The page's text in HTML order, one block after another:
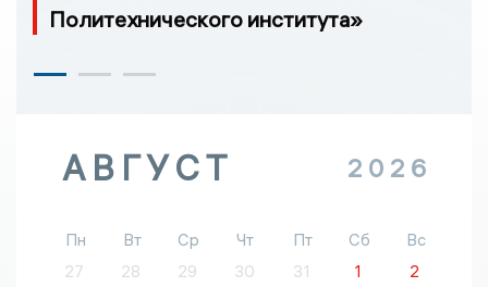
Политехнического института»
АВГУСТ 2026
Пн Вт Ср Чт Пт Сб
Вс
27
28 29 30 31 1
2